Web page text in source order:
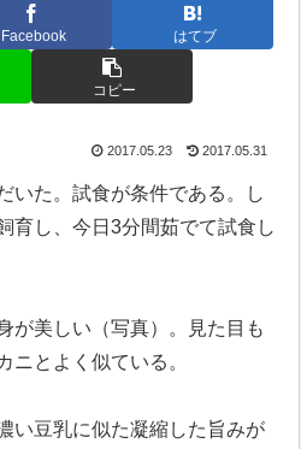
Facebook はてブ
コピー
2017.05.23 2017.05.31
いた。試食が条件である。し
育し、今日3分間茹でて試食し
が美しい（写真）。見た目も
ニとよく似ている。
い豆乳に似た凝縮した旨みが